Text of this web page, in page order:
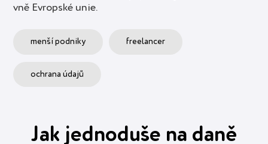
vně Evropské unie.
menší podniky freelancer
ochrana údajů
Jak jednoduše na daně